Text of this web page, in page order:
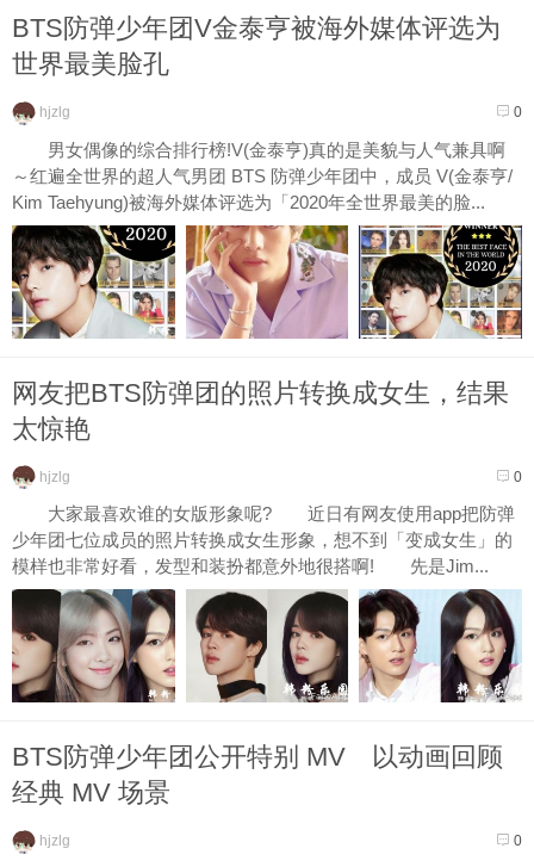
BTS防弹少年团V金泰亨被海外媒体评选为
世界最美脸孔
0
hjzlg
男女偶像的综合排行榜!V(金泰亨)真的是美貌与人气兼具啊
～红遍全世界的超人气男团 BTS 防弹少年团中，成员 V(金泰亨/
Kim Taehyung)被海外媒体评选为「2020年全世界最美的脸...
网友把BTS防弹团的照片转换成女生，结果
太惊艳
0
hjzlg
大家最喜欢谁的女版形象呢? 近日有网友使用app把防弹
少年团七位成员的照片转换成女生形象，想不到「变成女生」的
模样也非常好看，发型和装扮都意外地很搭啊! 先是Jim...
BTS防弹少年团公开特别 MV 以动画回顾
经典 MV 场景
0
hjzlg